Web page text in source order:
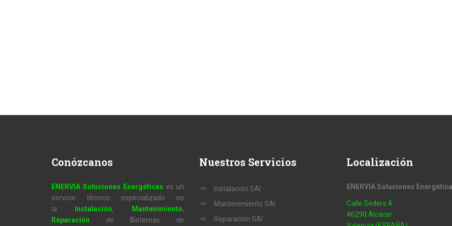
Conózcanos
ENERVIA Soluciones Energéticas es un
servicio técnico especializado en
la
Instalación, Mantenimiento,
Reparación
de Sistemas de
Nuestros Servicios
Instalación SAI
Mantenimiento SAI
Reparación SAI
Localización
ENERVIA Soluciones
Calle Seders 4
46290 Alcácer